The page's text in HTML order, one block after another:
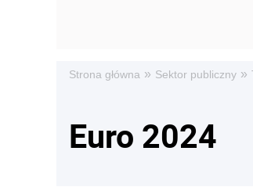
Strona główna » Sektor publiczny »
Euro 2024